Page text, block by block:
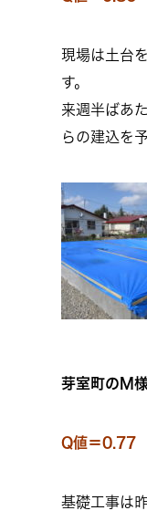
現場は土台
す。
来週半ばあ
らの建込を
芽室町のM
Q値＝0.77
基礎工事は